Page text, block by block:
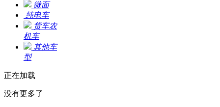
微面
纯电车
货车农
机车
其他车
型
正在加载
没有更多了